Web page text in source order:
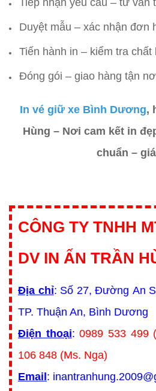
Duyệt mẫu – xác nhận đơn
Tiến hành in – kiểm tra chất
Đóng gói – giao hàng tận
In vé giữ xe Bình Dương,
Hùng – Nơi cam kết in
chuẩn –
CÔNG TY TNHH
DV IN ẤN TRẦN
Địa chỉ: Số 27, Đường An
TP. Thuận An, Bình Dương
Điện thoại:0989 533 499
106 848 (Ms. Nga)
Email: